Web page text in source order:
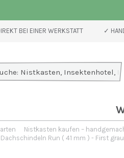
BEI EINER WERKSTATT ✓
Nistkasten kaufen –
Run ( 41 mm ) - First grau